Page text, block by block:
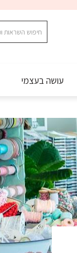
עושה בעצמי